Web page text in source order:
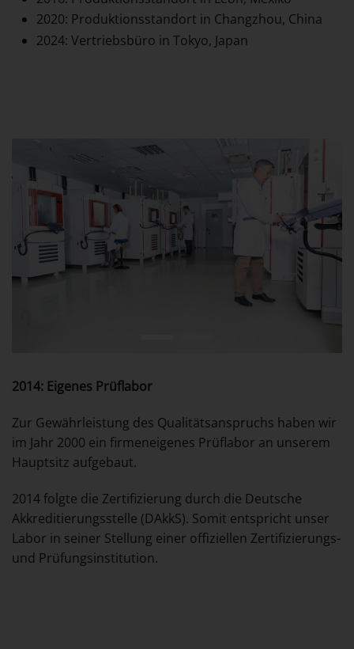
2014: Eigenes Prüflabor
Zur Gewährleistung des Qualitätsanspruchs haben wir
im Jahr 2000 ein firmeneigenes Prüflabor an unserem
Hauptsitz aufgebaut.
2014 folgte die Zertifizierung durch die Deutsche
Akkreditierungsstelle (DAkkS). Somit entspricht unser
Labor in seiner Stellung einer offiziellen Zertifizierungs-
und Prüfungsinstitution.
2020: Produktionsstandort in Changzhou, China
2024: Vertriebsbüro in Tokyo, Japan